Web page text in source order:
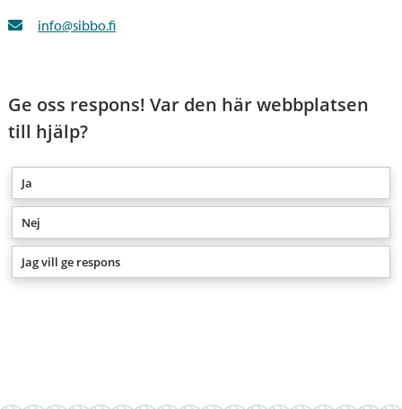
info@sibbo.fi
Ge oss respons! Var den här webbplatsen
till hjälp?
Ja
Nej
Jag vill ge respons